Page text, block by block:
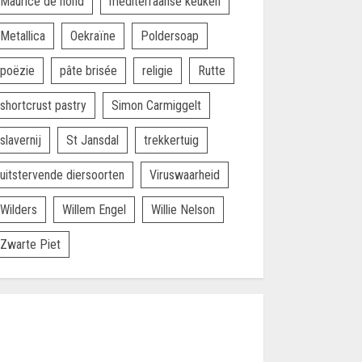
Metallica Oekraïne Poldersoap
poëzie pâte brisée religie Rutte
shortcrust pastry Simon Carmiggelt
slavernij St Jansdal trekkertuig
uitstervende diersoorten Viruswaarheid
Wilders Willem Engel Willie Nelson
Zwarte Piet